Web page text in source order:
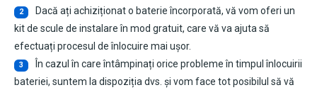
2
Dacă ați achiziționat o baterie încorporată, vă vom oferi un
kit de scule de instalare în mod gratuit, care vă va ajuta să
efectuați procesul de înlocuire mai ușor.
3
În cazul în care întâmpinați orice probleme în timpul înlocuirii
bateriei, suntem la dispoziția dvs. și vom face tot posibilul să vă